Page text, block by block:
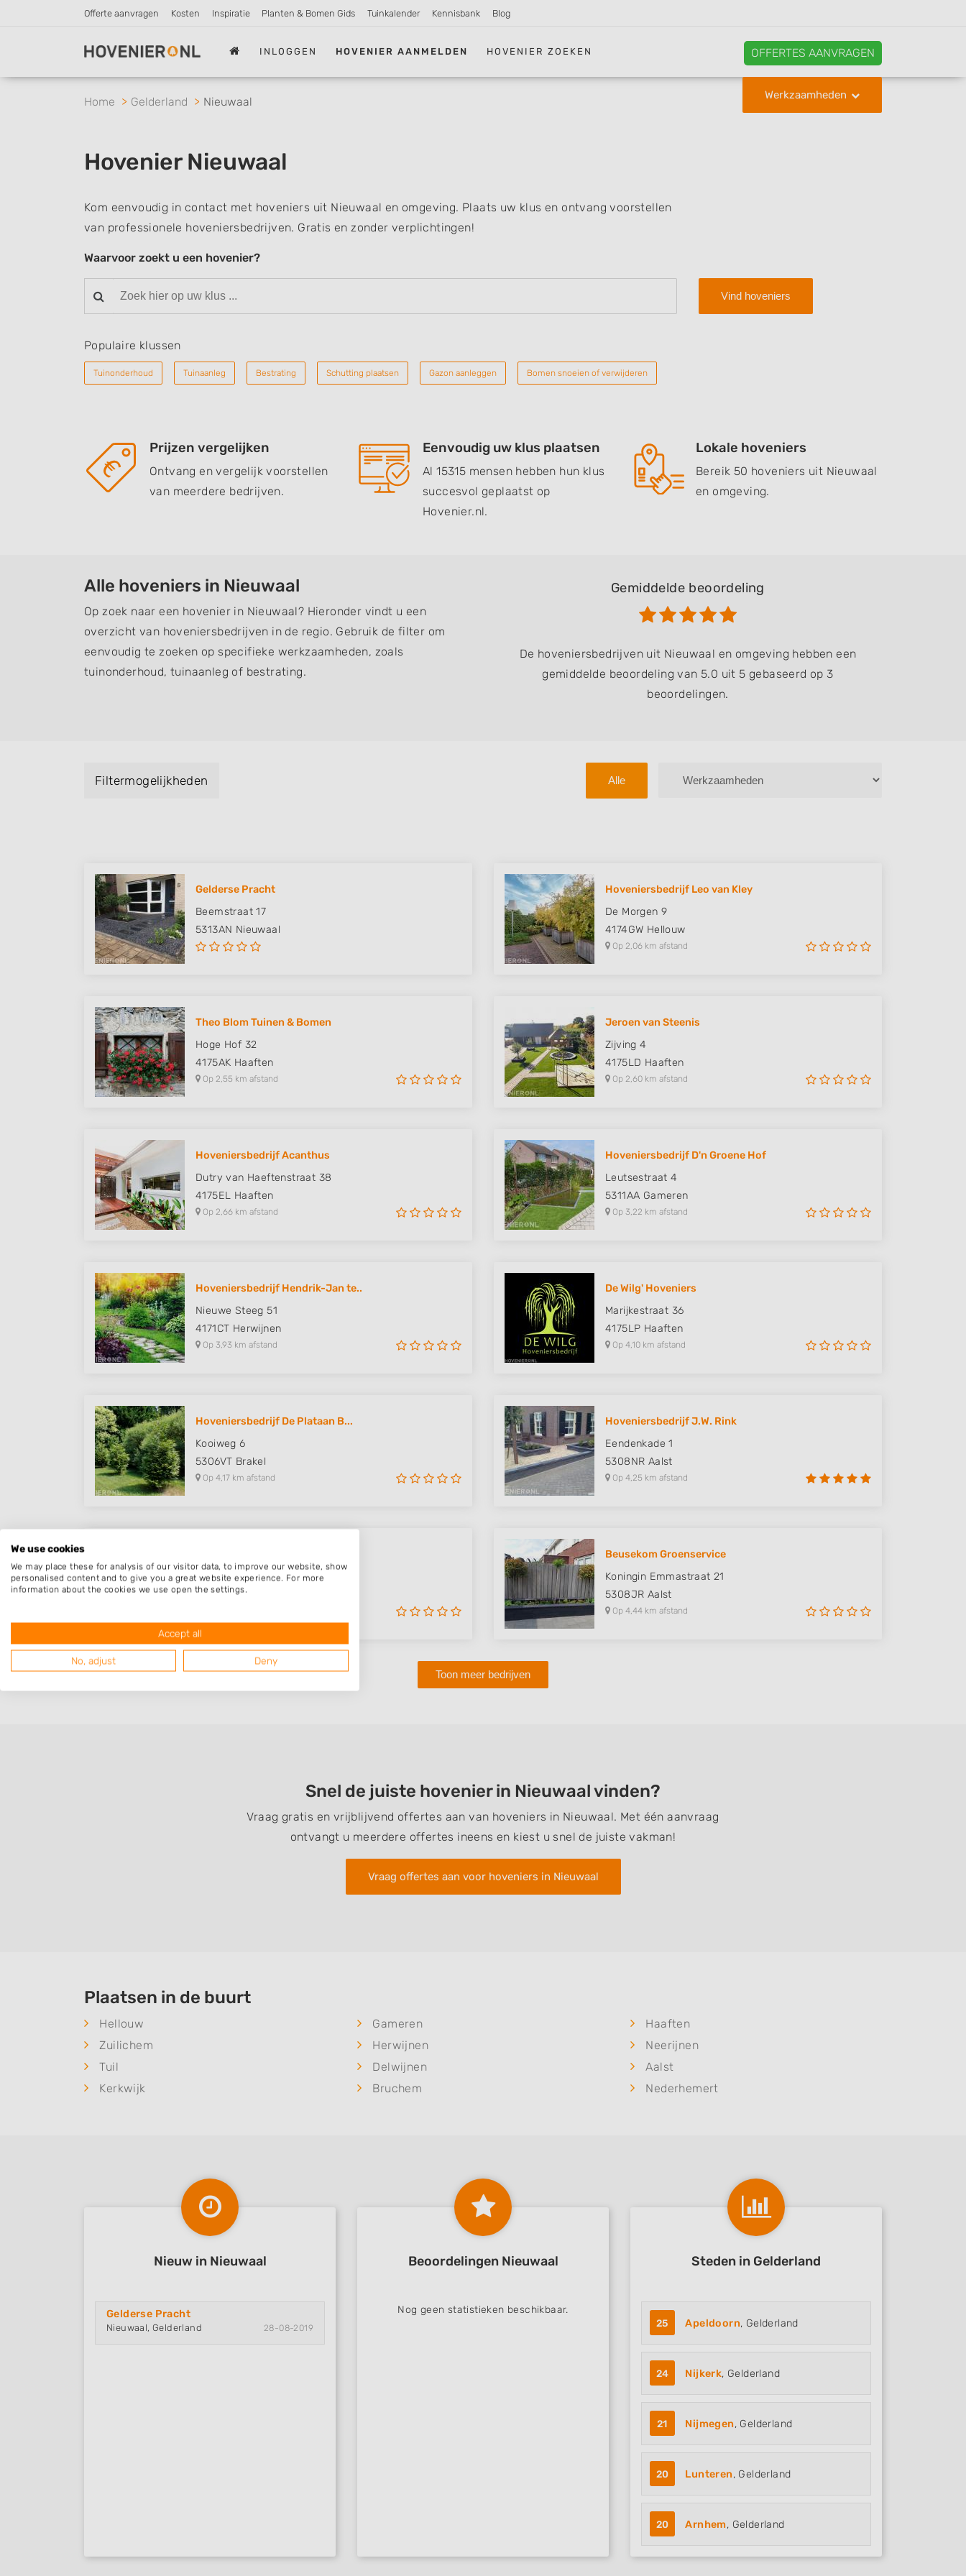
Offerte aanvragen Kosten Inspiratie Planten & Bomen Gids Tuinkalender Kennisbank Blog
INLOGGEN HOVENIER AANMELDEN HOVENIER ZOEKEN OFFERTES AANVRAGEN
Werkzaamheden
Home Gelderland Nieuwaal
Hovenier Nieuwaal
Kom eenvoudig in contact met hoveniers uit Nieuwaal en omgeving. Plaats uw klus en ontvang voorstellen
van professionele hoveniersbedrijven. Gratis en zonder verplichtingen!
Waarvoor zoekt u een hovenier?
Vind hoveniers
Populaire klussen
Tuinonderhoud Tuinaanleg Bestrating Schutting plaatsen Gazon aanleggen Bomen snoeien of verwijderen
Prijzen vergelijken
Ontvang en vergelijk voorstellen
van meerdere bedrijven.
Eenvoudig uw klus plaatsen
Al 15315 mensen hebben hun klus
succesvol geplaatst op
Hovenier.nl.
Lokale hoveniers
Bereik 50 hoveniers uit Nieuwaal
en omgeving.
Alle hoveniers in Nieuwaal
Op zoek naar een hovenier in Nieuwaal? Hieronder vindt u een
overzicht van hoveniersbedrijven in de regio. Gebruik de filter om
eenvoudig te zoeken op specifieke werkzaamheden, zoals
tuinonderhoud, tuinaanleg of bestrating.
Gemiddelde beoordeling
De hoveniersbedrijven uit Nieuwaal en omgeving hebben een
gemiddelde beoordeling van 5.0 uit 5 gebaseerd op 3
beoordelingen.
Filtermogelijkheden Alle
Gelderse Pracht
Beemstraat 17
5313AN Nieuwaal
Hoveniersbedrijf Leo van Kley
De Morgen 9
4174GW Hellouw
Op 2,06 km afstand
Theo Blom Tuinen & Bomen
Hoge Hof 32
4175AK Haaften
Op 2,55 km afstand
Jeroen van Steenis
Zijving 4
4175LD Haaften
Op 2,60 km afstand
Hoveniersbedrijf Acanthus
Dutry van Haeftenstraat 38
4175EL Haaften
Op 2,66 km afstand
Hoveniersbedrijf D'n Groene Hof
Leutsestraat 4
5311AA Gameren
Op 3,22 km afstand
Hoveniersbedrijf Hendrik-Jan te..
Nieuwe Steeg 51
4171CT Herwijnen
Op 3,93 km afstand
De Wilg' Hoveniers
Marijkestraat 36
4175LP Haaften
Op 4,10 km afstand
Hoveniersbedrijf De Plataan B...
Kooiweg 6
5306VT Brakel
Op 4,17 km afstand
Hoveniersbedrijf J.W. Rink
Eendenkade 1
5308NR Aalst
Op 4,25 km afstand
Koningin Emmastraat 6
5308JS Aalst
Beusekom Groenservice
Koningin Emmastraat 21
5308JR Aalst
Op 4,44 km afstand
Toon meer bedrijven
Snel de juiste hovenier in Nieuwaal vinden?
Vraag gratis en vrijblijvend offertes aan van hoveniers in Nieuwaal. Met één aanvraag
ontvangt u meerdere offertes ineens en kiest u snel de juiste vakman!
Vraag offertes aan voor hoveniers in Nieuwaal
Plaatsen in de buurt
Hellouw Gameren
Haaften
Zuilichem
Herwijnen
Neerijnen
Tuil
Delwijnen
Aalst
Kerkwijk
Bruchem Nederhemert
Nieuw in Nieuwaal
Gelderse Pracht
Nieuwaal, Gelderland 28-08-2019
Beoordelingen Nieuwaal
Nog geen statistieken beschikbaar.
Steden in Gelderland
25 Apeldoorn, Gelderland
24 Nijkerk, Gelderland
21 Nijmegen, Gelderland
20 Lunteren, Gelderland
20 Arnhem, Gelderland
We use cookies
We may place these for analysis of our visitor data, to improve our website, show
personalised content and to give you a great website experience. For more
information about the cookies we use open the settings.
Accept all
No, adjust Deny